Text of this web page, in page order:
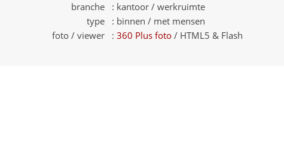
branche : kantoor / werkruimte
type : binnen / met mensen
foto / viewer : 360 Plus foto / HTML5 & Flash